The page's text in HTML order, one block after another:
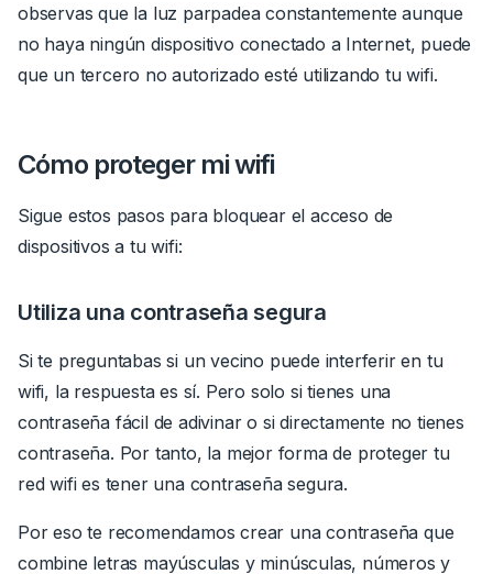
observas que la luz parpadea constantemente aunque
no haya ningún dispositivo conectado a Internet, puede
que un tercero no autorizado esté utilizando tu wifi.
Cómo proteger mi wifi
Sigue estos pasos para bloquear el acceso de
dispositivos a tu wifi:
Utiliza una contraseña segura
Si te preguntabas si un vecino puede interferir en tu
wifi, la respuesta es sí. Pero solo si tienes una
contraseña fácil de adivinar o si directamente no tienes
contraseña. Por tanto, la mejor forma de proteger tu
red wifi es tener una contraseña segura.
Por eso te recomendamos crear una contraseña que
combine letras mayúsculas y minúsculas, números y